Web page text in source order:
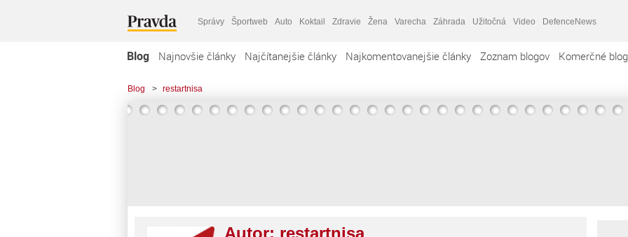
Správy Športweb Auto Koktail Zdravie Žena Varecha Záhrada Užitočná Video DefenceNews
Blog Najnovšie články Najčítanejšie články Najkomentovanejšie články Zoznam blogov Komerčné
Blog > restartnisa
Autor: restartnisa